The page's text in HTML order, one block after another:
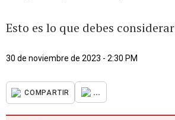
Esto es lo que debes considerar
30 de noviembre de 2023 - 2:30 PM
COMPARTIR ...